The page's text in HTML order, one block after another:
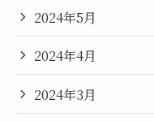
2024年5月
2024年4月
2024年3月